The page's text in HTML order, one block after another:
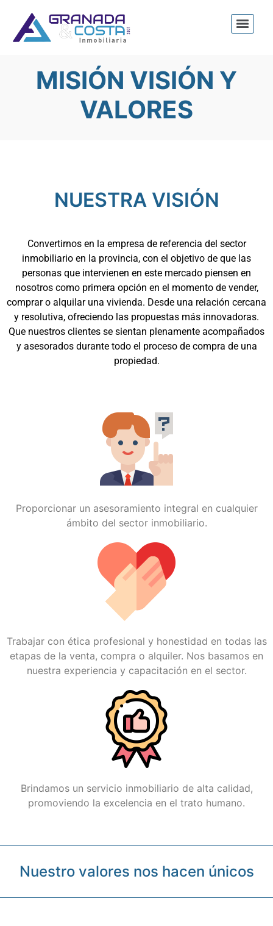
MISIÓN VISIÓN Y
VALORES
NUESTRA VISIÓN
Convertirnos en la empresa de referencia del sector
inmobiliario en la provincia, con el objetivo de que las
personas que intervienen en este mercado piensen en
nosotros como primera opción en el momento de vender,
comprar o alquilar una vivienda. Desde una relación cercana
y resolutiva, ofreciendo las propuestas más innovadoras.
Que nuestros clientes se sientan plenamente acompañados
y asesorados durante todo el proceso de compra de una
propiedad.
Proporcionar un asesoramiento integral en cualquier
ámbito del sector inmobiliario.
Trabajar con ética profesional y honestidad en todas las
etapas de la venta, compra o alquiler. Nos basamos en
nuestra experiencia y capacitación en el sector.
Brindamos un servicio inmobiliario de alta calidad,
promoviendo la excelencia en el trato humano.
Nuestro valores nos hacen únicos